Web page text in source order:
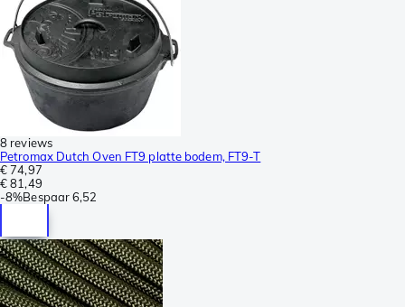
8 reviews
Petromax Dutch Oven FT9 platte bodem, FT9-T
€ 74,97
€ 81,49
-8%Bespaar6,52